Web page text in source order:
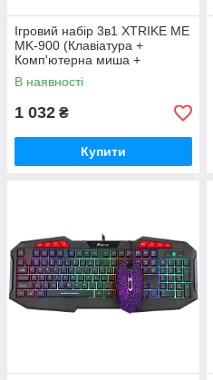
Ігровий набір 3в1 XTRIKE ME
MK-900 (Клавіатура +
Комп'ютерна миша +
Килимок для миші)
В наявності
1 032 ₴
Купити